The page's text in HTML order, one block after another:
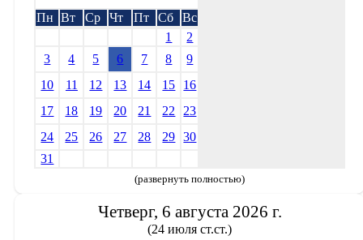
Пн Вт Ср Чт Пт Сб
Вс
1
2
3
4 5 6 7 8
9
10
11 12 13 14 15
16
17
18 19 20 21 22
23
24
25 26 27 28 29
30
31
(развернуть полностью)
Четверг, 6 августа 2026 г.
(24 июля ст.ст.)